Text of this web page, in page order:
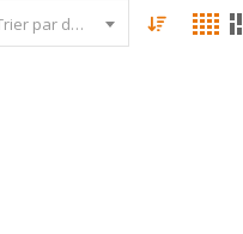
Trier par date